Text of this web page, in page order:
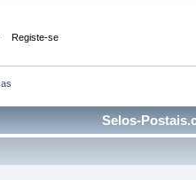
Registe-se
Selos-